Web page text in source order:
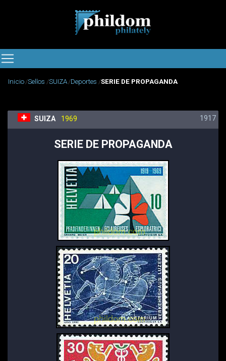
Inicio Sellos SUIZA Deportes SERIE DE PROPAGANDA
SUIZA 1969 1917
SERIE DE PROPAGANDA